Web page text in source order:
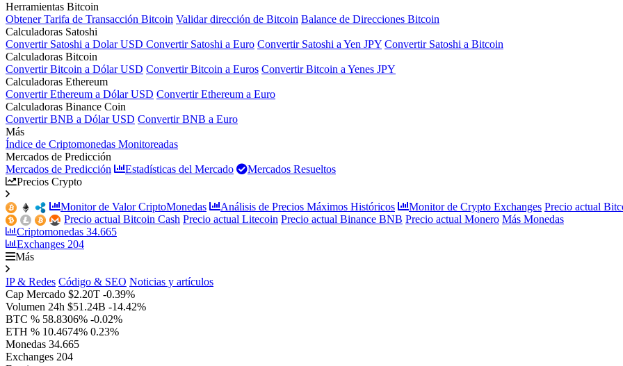
Herramientas Bitcoin
Obtener Tarifa de Transacción Bitcoin Validar dirección de Bitcoin Balance de Direcciones Bitcoin
Calculadoras Satoshi
Convertir Satoshi a Dolar USD Convertir Satoshi a Euro Convertir Satoshi a Yen JPY Convertir Satoshi a Bitcoin
Calculadoras Bitcoin
Convertir Bitcoin a Dólar USD Convertir Bitcoin a Euros Convertir Bitcoin a Yenes JPY
Calculadoras Ethereum
Convertir Ethereum a Dólar USD Convertir Ethereum a Euro
Calculadoras Binance Coin
Convertir BNB a Dólar USD Convertir BNB a Euro
Más
Índice de Criptomonedas Monitoreadas
Mercados de Predicción
Mercados de Predicción
Estadísticas del Mercado
Mercados Resueltos
Precios Crypto
Monitor de Valor CriptoMonedas Análisis de Precios Máximos Históricos Monitor de Crypto Exchanges Precio actual
Precio actual Bitcoin Cash Precio actual Litecoin Precio actual Binance BNB Precio actual Monero Más Monedas
Criptomonedas 34.665
Exchanges 204
Más
IP & Redes Código & SEO Noticias y artículos
Cap Mercado $2.20T -0.39%
Volumen 24h $51.24B -14.42%
BTC % 58.8306% -0.02%
ETH % 10.4674% 0.23%
Monedas 34.665
Exchanges 204